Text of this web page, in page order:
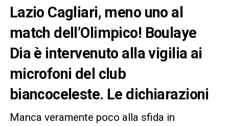
Lazio Cagliari, meno uno al
match dell’Olimpico! Boulaye
Dia è intervenuto alla vigilia ai
microfoni del club
biancoceleste. Le dichiarazioni
Manca veramente poco alla sfida in